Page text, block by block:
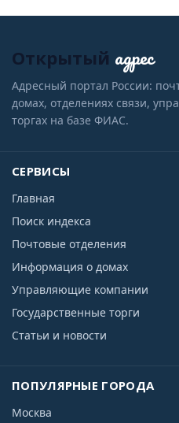
Открытый адрес
Адресный портал России:
домах, отделениях связи,
торгах на базе ФИАС.
СЕРВИСЫ
Главная
Поиск индекса
Почтовые отделения
Информация о домах
Управляющие компании
Государственные торги
Статьи и новости
ПОПУЛЯРНЫЕ ГОРОДА
Москва